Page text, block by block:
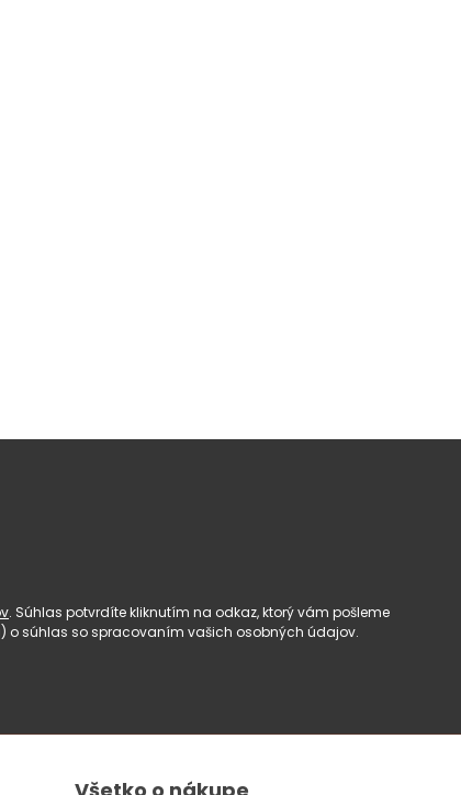
. Súhlas potvrdíte kliknutím na odkaz, ktorý vám pošleme
o súhlas so spracovaním vašich osobných údajov.